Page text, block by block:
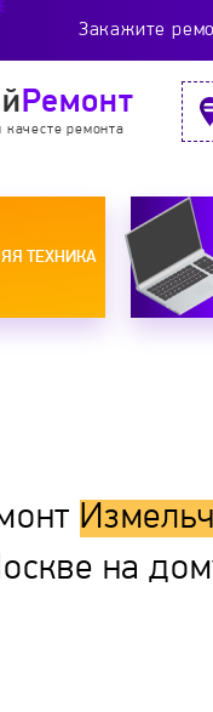
Закажите
Ремонт
ремонта
ТЕХНИКА
на